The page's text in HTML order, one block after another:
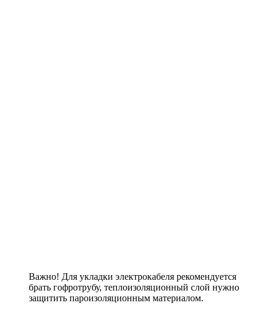
Важно! Для укладки электрокабеля рекомендуется
брать гофротрубу, теплоизоляционный слой нужно
защитить пароизоляционным материалом.